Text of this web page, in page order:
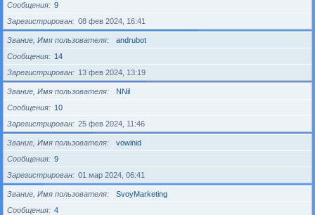
Сообщения
9
Зарегистрирован
08 фев 2024, 16:41
Звание, Имя пользователя
andrubot
Сообщения
14
Зарегистрирован
13 фев 2024, 13:19
Звание, Имя пользователя
NNil
Сообщения
10
Зарегистрирован
25 фев 2024, 11:46
Звание, Имя пользователя
vowinid
Сообщения
9
Зарегистрирован
01 мар 2024, 06:41
Звание, Имя пользователя
SvoyMarketing
Сообщения
4